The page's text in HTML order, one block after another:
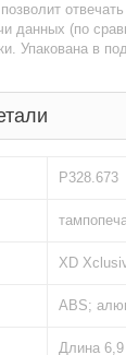
данных (по
Упакована в
P328.673
XD
ABS;
Длина